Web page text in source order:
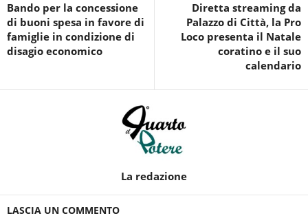
Bando per la concessione
di buoni spesa in favore di
famiglie in condizione di
disagio economico
Diretta streaming da
Palazzo di Città, la Pro
Loco presenta il Natale
coratino e il suo
calendario
La redazione
LASCIA UN COMMENTO